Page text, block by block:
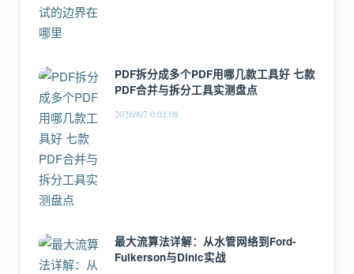
PDF拆分成多个PDF用哪几款工具好 七款
PDF合并与拆分工具实测盘点
2026/8/7 0:01:08
最大流算法详解：从水管网络到Ford-
Fulkerson与Dinic实战